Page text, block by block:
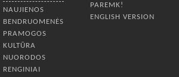
NAUJIENOS
BENDRUOMENĖS
PRAMOGOS
KULTŪRA
NUORODOS
RENGINIAI
PAREMK!
ENGLISH VERSION